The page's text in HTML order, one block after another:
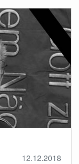
12.12.2018